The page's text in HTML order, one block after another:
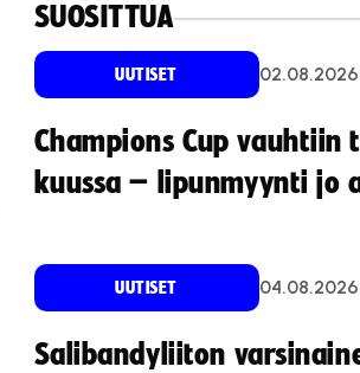
SUOSITTUA
UUTISET 02.08.2026
Champions Cup vauhtiin
kuussa – lipunmyynti jo
UUTISET 04.08.2026
Salibandyliiton